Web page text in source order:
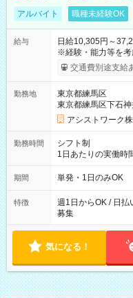
アルバイト 職種未経験OK
給与
日給10,305円～
※経験・能力等を考慮
間】試用期間なし
交通費別途支給
勤務地
東京都練馬区
東京都練馬区下石
アシストワーク
勤務時間
シフト制
1日あたりの実働時
勤務 勤務：月・水・金 休
可能です！ ※1日あたりの最大実働時間は日勤、夜勤共に勤務し
期間 単発・1日のみOK
特徴
週1日からOK / 日払
募集
気になる！